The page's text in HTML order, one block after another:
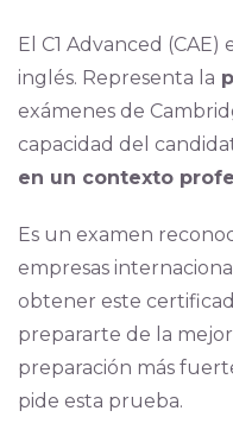
El C1 Advanced
inglés. Representa la
exámenes de
capacidad del
en un contexto
Es un examen
empresas
obtener este
prepararte de la
preparación más
pide esta prueba.